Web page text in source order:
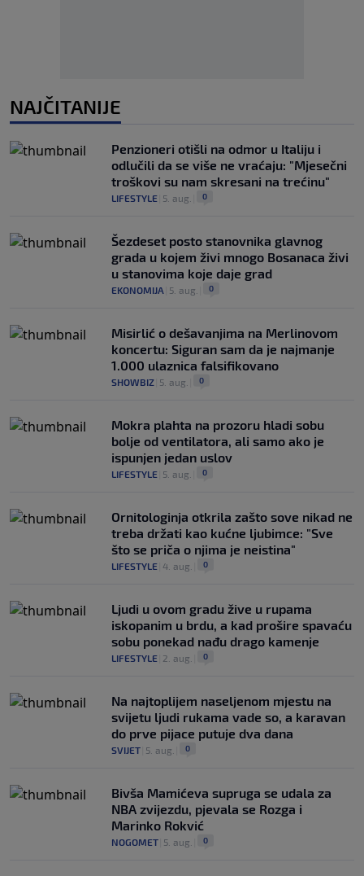
NAJČITANIJE
Penzioneri otišli na odmor u Italiju i
odlučili da se više ne vraćaju: "Mjesečni
troškovi su nam skresani na trećinu"
LIFESTYLE 5. aug. 0
Šezdeset posto stanovnika glavnog
grada u kojem živi mnogo Bosanaca živi
u stanovima koje daje grad
EKONOMIJA 5. aug. 0
Misirlić o dešavanjima na Merlinovom
koncertu: Siguran sam da je najmanje
1.000 ulaznica falsifikovano
SHOWBIZ 5. aug. 0
Mokra plahta na prozoru hladi sobu
bolje od ventilatora, ali samo ako je
ispunjen jedan uslov
LIFESTYLE 5. aug. 0
Ornitologinja otkrila zašto sove nikad ne
treba držati kao kućne ljubimce: "Sve
što se priča o njima je neistina"
LIFESTYLE 4. aug. 0
Ljudi u ovom gradu žive u rupama
iskopanim u brdu, a kad prošire spavaću
sobu ponekad nađu drago kamenje
LIFESTYLE 2. aug. 0
Na najtoplijem naseljenom mjestu na
svijetu ljudi rukama vade so, a karavan
do prve pijace putuje dva dana
SVIJET 5. aug. 0
Bivša Mamićeva supruga se udala za
NBA zvijezdu, pjevala se Rozga i
Marinko Rokvić
NOGOMET 5. aug. 0